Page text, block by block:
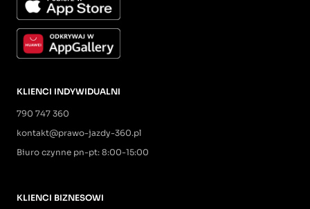
KLIENCI INDYWIDUALNI
790 747 360
kontakt@prawo-jazdy-360.pl
Biuro czynne pn-pt: 8:00-15:00
KLIENCI BIZNESOWI